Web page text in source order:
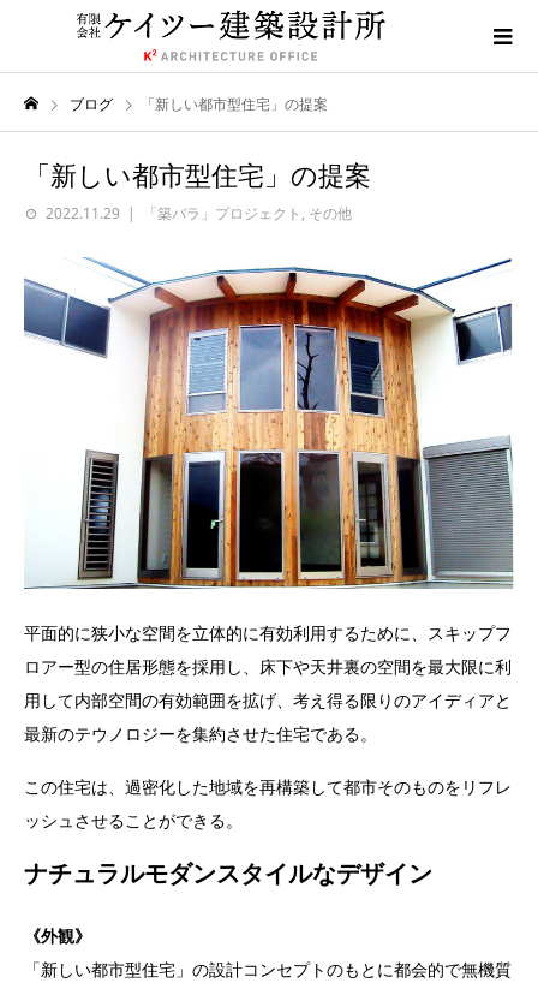
ブログ 「新しい都市型住宅」の提案
「新しい都市型住宅」の提案
2022.11.29 「築バラ」プロジェクト , その他
平面的に狭小な空間を立体的に有効利用するために、スキップフ
ロアー型の住居形態を採用し、床下や天井裏の空間を最大限に利
用して内部空間の有効範囲を拡げ、考え得る限りのアイディアと
最新のテウノロジーを集約させた住宅である。
この住宅は、過密化した地域を再構築して都市そのものをリフレ
ッシュさせることができる。
ナチュラルモダンスタイルなデザイン
《外観》
「新しい都市型住宅」の設計コンセプトのもとに都会的で無機質